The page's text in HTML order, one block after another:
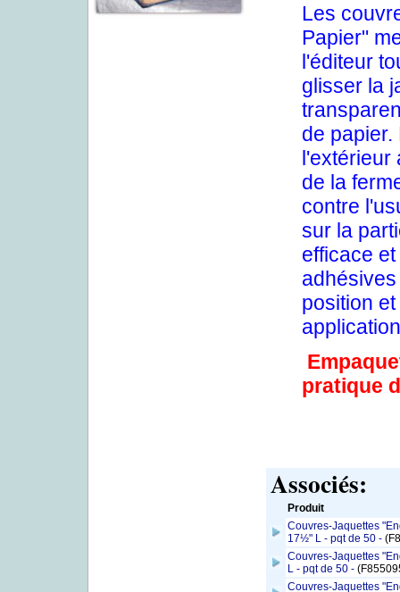
Les
Papier"
l'éditeur
glisser la
de
l'extérieur
de la
contre
sur la
efficace
position
pratique
Associés:
Produit
Couvres-Jaquettes
17½" L - pqt de 50 -
Couvres-Jaquettes
L - pqt de 50 -
Couvres-Jaquettes